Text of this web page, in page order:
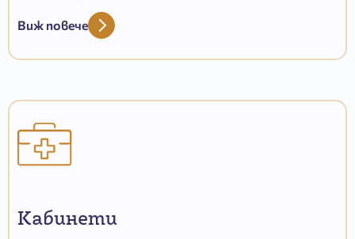
Виж повече
Кабинети